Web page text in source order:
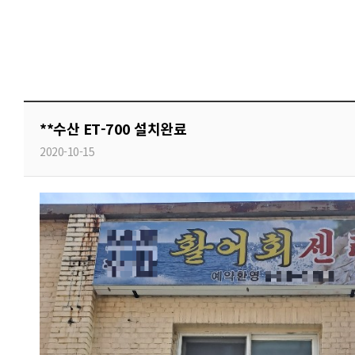
**수산 ET-700 설치완료
2020-10-15